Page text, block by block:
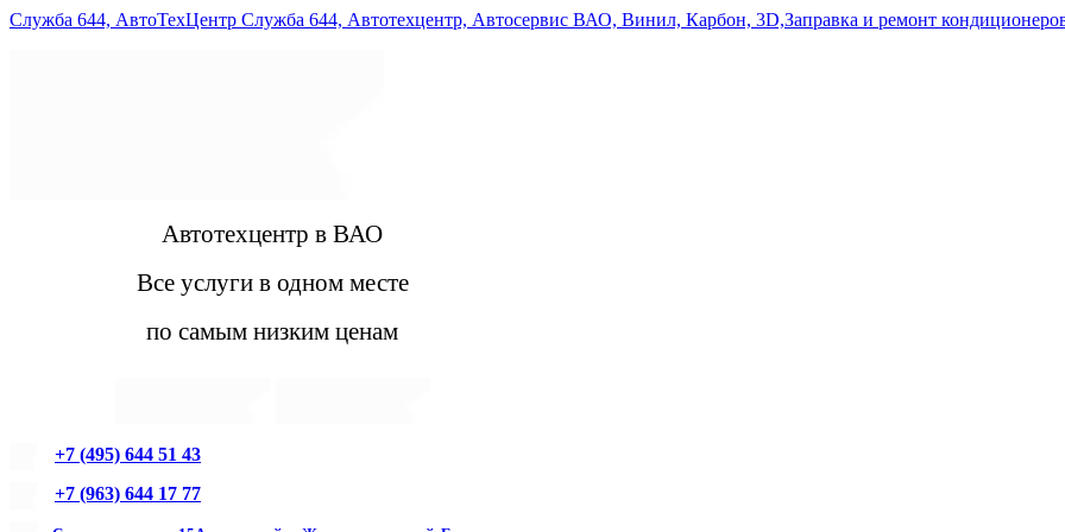
Служба 644, АвтоТехЦентр Служба 644, Автотехцентр, Автосервис ВАО, Винил, Карбон, 3D,Заправка и ремонт
Автотехцентр в ВАО
Все услуги в одном месте
по самым низким ценам
+7 (495) 644 51 43
+7 (963) 644 17 77